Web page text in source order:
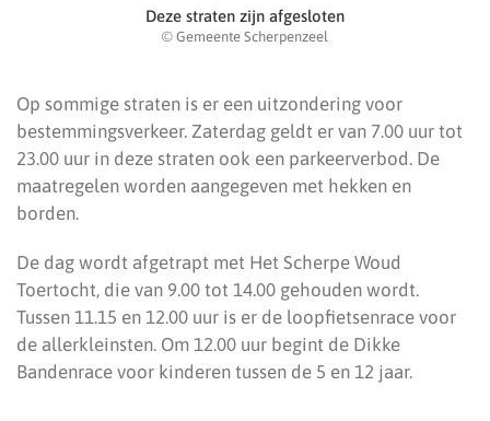
Deze straten zijn afgesloten
© Gemeente Scherpenzeel
Op sommige straten is er een uitzondering voor
bestemmingsverkeer. Zaterdag geldt er van 7.00 uur tot
23.00 uur in deze straten ook een parkeerverbod. De
maatregelen worden aangegeven met hekken en
borden.
De dag wordt afgetrapt met Het Scherpe Woud
Toertocht, die van 9.00 tot 14.00 gehouden wordt.
Tussen 11.15 en 12.00 uur is er de loopfietsenrace voor
de allerkleinsten. Om 12.00 uur begint de Dikke
Bandenrace voor kinderen tussen de 5 en 12 jaar.